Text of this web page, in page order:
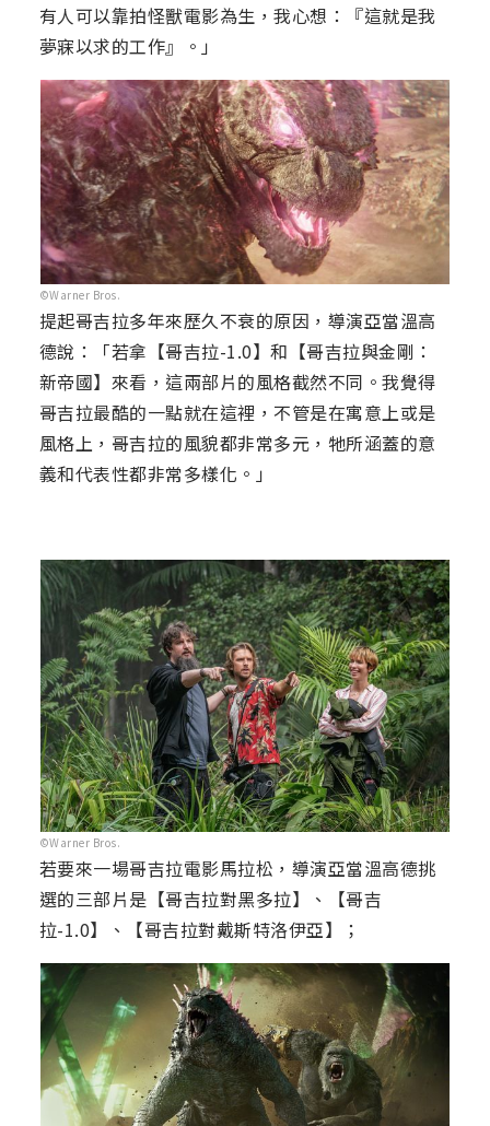
有人可以靠拍怪獸電影為生，我心想：『這就是我
夢寐以求的工作』。」
©Warner Bros.
提起哥吉拉多年來歷久不衰的原因，導演亞當溫高
德說：「若拿【哥吉拉-1.0】和【哥吉拉與金剛：
新帝國】來看，這兩部片的風格截然不同。我覺得
哥吉拉最酷的一點就在這裡，不管是在寓意上或是
風格上，哥吉拉的風貌都非常多元，牠所涵蓋的意
義和代表性都非常多樣化。」
©Warner Bros.
若要來一場哥吉拉電影馬拉松，導演亞當溫高德挑
選的三部片是【哥吉拉對黑多拉】、【哥吉
拉-1.0】、【哥吉拉對戴斯特洛伊亞】；